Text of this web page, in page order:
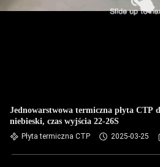
Jednowarstwowa termiczna płyta CTP
niebieski, czas wyjścia 22-26S
Płyta termiczna CTP 2025-03-25